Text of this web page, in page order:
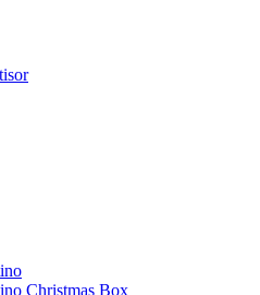
Christmas Box